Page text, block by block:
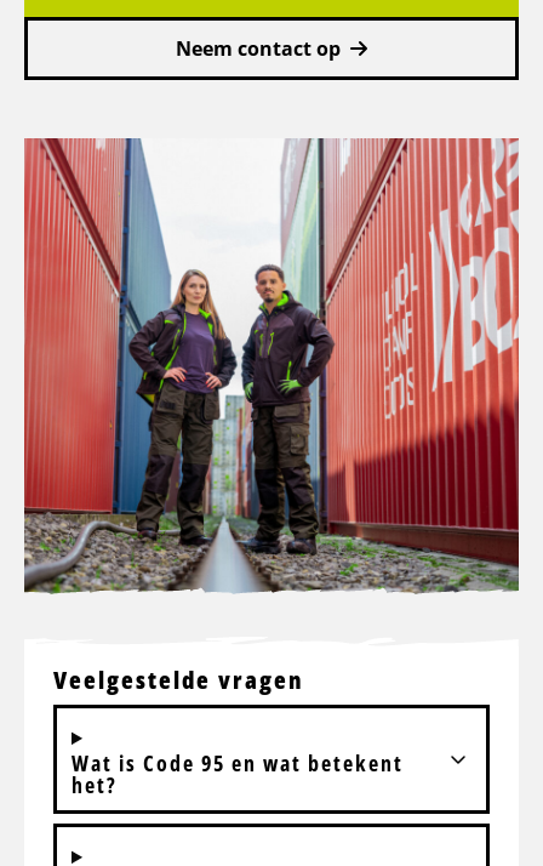
Neem contact op
Veelgestelde vragen
Wat is Code 95 en wat betekent
het?